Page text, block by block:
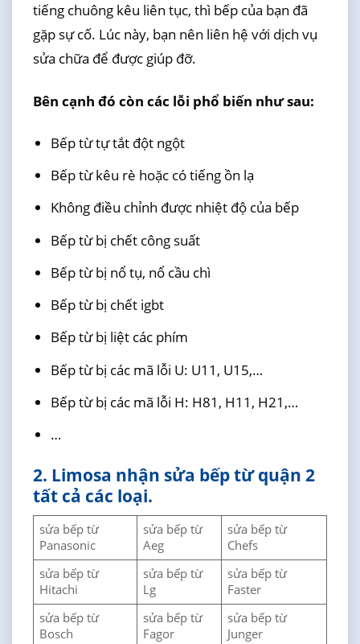
tiếng chuông kêu liên tục, thì bếp của bạn đã
gặp sự cố. Lúc này, bạn nên liên hệ với dịch vụ
sửa chữa để được giúp đỡ.
Bên cạnh đó còn các lỗi phổ biến như sau:
Bếp từ tự tắt đột ngột
Bếp từ kêu rè hoặc có tiếng ồn lạ
Không điều chỉnh được nhiệt độ của bếp
Bếp từ bị chết công suất
Bếp từ bị nổ tụ, nổ cầu chì
Bếp từ bị chết igbt
Bếp từ bị liệt các phím
Bếp từ bị các mã lỗi U: U11, U15,…
Bếp từ bị các mã lỗi H: H81, H11, H21,…
…
2. Limosa nhận sửa bếp từ quận 2
tất cả các loại.
sửa bếp từ
Panasonic
sửa bếp từ
Aeg
sửa bếp từ
Chefs
sửa bếp từ
Hitachi
sửa bếp từ
Lg
sửa bếp từ
Faster
sửa bếp từ
Bosch
sửa bếp từ
Fagor
sửa bếp từ
Junger